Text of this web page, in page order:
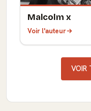
Malcolm x
Voir l'auteur
VOIR